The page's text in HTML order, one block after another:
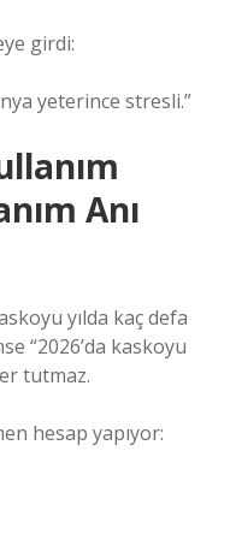
girdi:
yeterince stresli.”
Anı
yılda kaç defa
“2026’da kaskoyu
tutmaz.
hesap yapıyor: